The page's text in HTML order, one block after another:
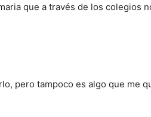
que a través de los colegios
pero tampoco es algo que me